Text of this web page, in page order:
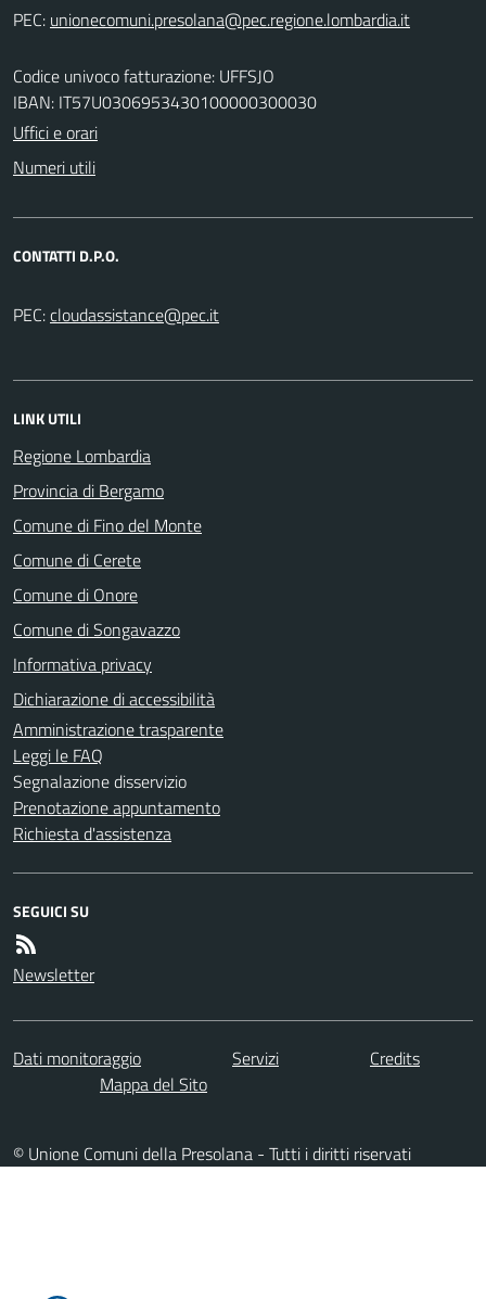
PEC:
Codice univoco fatturazione: UFFSJO
IBAN: IT57U0306953430100000300030
Uffici e orari
Numeri utili
CONTATTI D.P.O.
PEC:
LINK UTILI
Regione Lombardia
Provincia di Bergamo
Comune di Fino del Monte
Comune di Cerete
Comune di Onore
Comune di Songavazzo
Informativa privacy
Dichiarazione di accessibilità
Amministrazione trasparente
Leggi le FAQ
Segnalazione disservizio
Prenotazione appuntamento
Richiesta d'assistenza
SEGUICI SU
Newsletter
Dati monitoraggio Servizi
Credits
Mappa del Sito
© Unione Comuni della Presolana - Tutti i diritti riservati